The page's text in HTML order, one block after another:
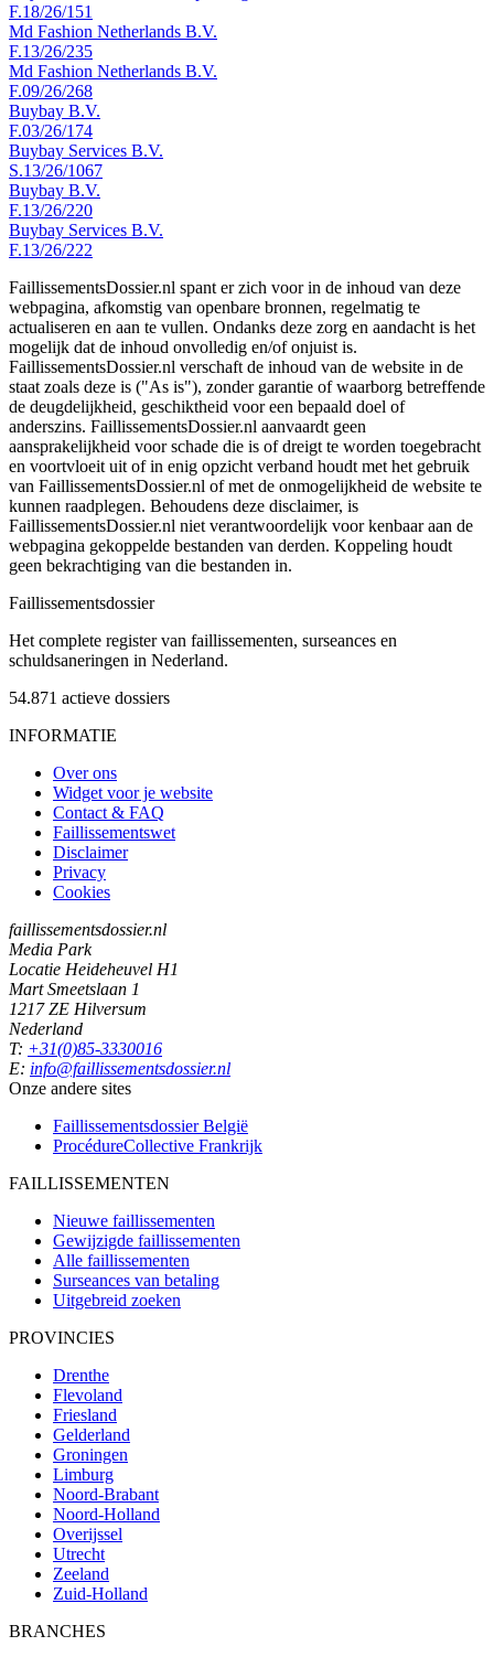
F.18/26/151
Md Fashion Netherlands B.V.
F.13/26/235
Md Fashion Netherlands B.V.
F.09/26/268
Buybay B.V.
F.03/26/174
Buybay Services B.V.
S.13/26/1067
Buybay B.V.
F.13/26/220
Buybay Services B.V.
F.13/26/222
FaillissementsDossier.nl spant er zich voor in de inhoud van deze
webpagina, afkomstig van openbare bronnen, regelmatig te
actualiseren en aan te vullen. Ondanks deze zorg en aandacht is het
mogelijk dat de inhoud onvolledig en/of onjuist is.
FaillissementsDossier.nl verschaft de inhoud van de website in de
staat zoals deze is ("As is"), zonder garantie of waarborg betreffende
de deugdelijkheid, geschiktheid voor een bepaald doel of
anderszins. FaillissementsDossier.nl aanvaardt geen
aansprakelijkheid voor schade die is of dreigt te worden toegebracht
en voortvloeit uit of in enig opzicht verband houdt met het gebruik
van FaillissementsDossier.nl of met de onmogelijkheid de website te
kunnen raadplegen. Behoudens deze disclaimer, is
FaillissementsDossier.nl niet verantwoordelijk voor kenbaar aan de
webpagina gekoppelde bestanden van derden. Koppeling houdt
geen bekrachtiging van die bestanden in.
Faillissementsdossier
Het complete register van faillissementen, surseances en
schuldsaneringen in Nederland.
54.871 actieve dossiers
INFORMATIE
Over ons
Widget voor je website
Contact & FAQ
Faillissementswet
Disclaimer
Privacy
Cookies
faillissementsdossier.nl
Media Park
Locatie Heideheuvel H1
Mart Smeetslaan 1
1217 ZE Hilversum
Nederland
T: +31(0)85-3330016
E: info@faillissementsdossier.nl
Onze andere sites
Faillissementsdossier België
ProcédureCollective Frankrijk
FAILLISSEMENTEN
Nieuwe faillissementen
Gewijzigde faillissementen
Alle faillissementen
Surseances van betaling
Uitgebreid zoeken
PROVINCIES
Drenthe
Flevoland
Friesland
Gelderland
Groningen
Limburg
Noord-Brabant
Noord-Holland
Overijssel
Utrecht
Zeeland
Zuid-Holland
BRANCHES